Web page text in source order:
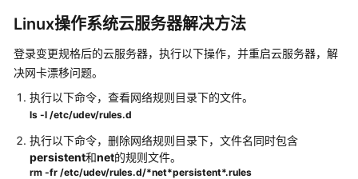
参
考
场
景
码
Linux操作系统云服务器解决方法
登录变更规格后的云服务器，执行以下操作，并重启云服务器，解
决网卡漂移问题。
执行以下命令，查看网络规则目录下的文件。
ls -l /etc/udev/rules.d
执行以下命令，删除网络规则目录下，文件名同时包含
persistent和net的规则文件。
rm -fr /etc/udev/rules.d/*net*persistent*.rules